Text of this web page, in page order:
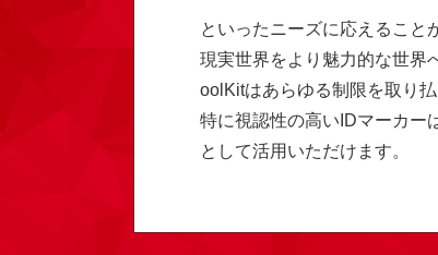
といったニーズに応えること
現実世界をより魅力的な世界
oolKitはあらゆる制限を取り
特に視認性の高いIDマーカー
として活用いただけます。